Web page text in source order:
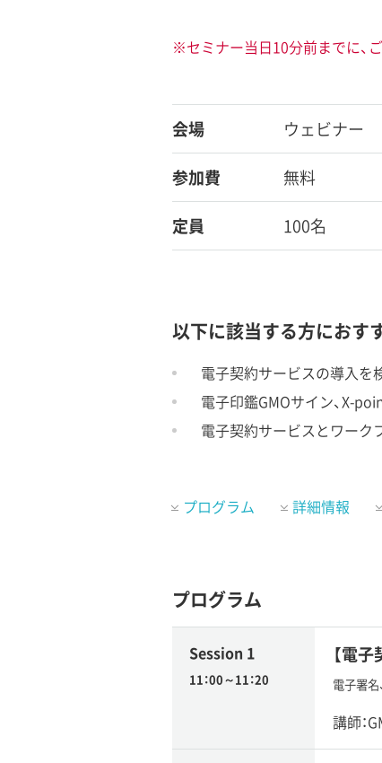
※セミナー当日10分前までに、
会場
ウェビナー
参加費
無料
定員
100名
以下に該当する方におす
電子契約サービスの導入を
電子印鑑GMOサイン、X-
電子契約サービスとワーク
プログラム 詳細情報
プログラム
Session 1
11：00～11：20
【電
電子署名
講師：